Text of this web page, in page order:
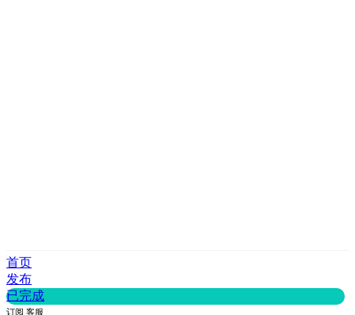
首页
发布
已完成
订阅 客服